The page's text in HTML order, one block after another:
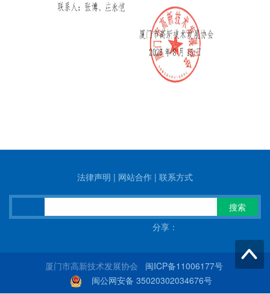
法律声明 | 网站合作 | 联系方式
搜索
分享：
厦门市高新技术发展协会 闽ICP备11006177号
闽公网安备 35020302034676号